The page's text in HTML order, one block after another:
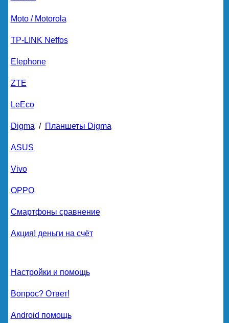
Moto / Motorola
TP-LINK Neffos
Elephone
ZTE
LeEco
Digma / Планшеты Digma
ASUS
Vivo
OPPO
Смартфоны сравнение
Акция! деньги на счёт
Настройки и помощь
Вопрос? Ответ!
Android помощь